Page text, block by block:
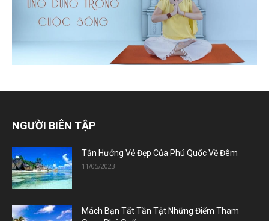
NGƯỜI BIÊN TẬP
Tận Hưởng Vẻ Đẹp Của Phú Quốc Về Đêm
11/05/2023
Mách Bạn Tất Tần Tật Những Điểm Tham